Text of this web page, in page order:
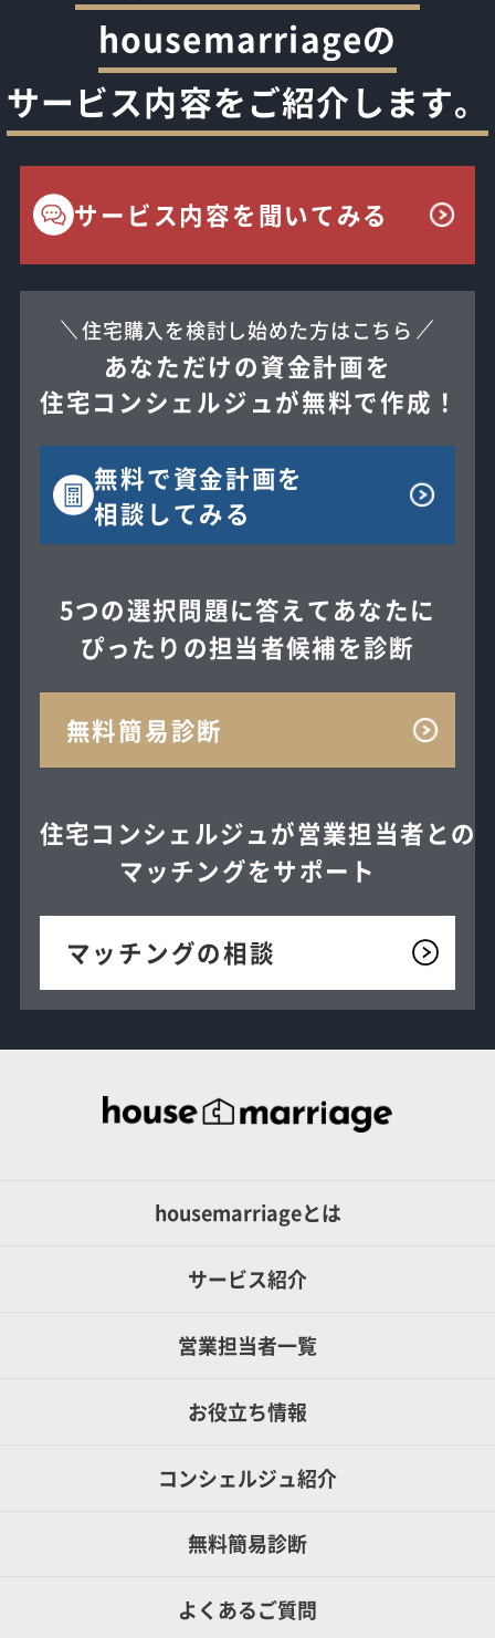
housemarriageの
サービス内容をご紹介します。
サービス内容を聞いてみる
住宅購入を検討し始めた方はこちら
あなただけの資金計画を
住宅コンシェルジュが無料で作成！
無料で資金計画を
相談してみる
5つの選択問題に答えてあなたに
ぴったりの担当者候補を診断
無料簡易診断
住宅コンシェルジュが営業担当者との
マッチングをサポート
マッチングの相談
housemarriageとは
サービス紹介
営業担当者一覧
お役立ち情報
コンシェルジュ紹介
無料簡易診断
よくあるご質問